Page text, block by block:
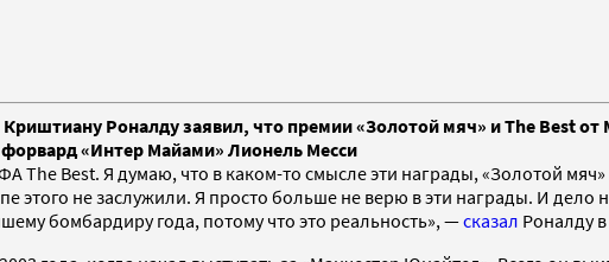
Криштиану Роналду заявил, что премии «Золотой мяч» и The
«Интер Майами» Лионель Месси
Best. Я думаю, что в каком-то смысле эти награды, «Золотой
этого не заслужили. Я просто больше не верю в эти награды. И дело
бомбардиру года, потому что это реальность», —сказал Роналду